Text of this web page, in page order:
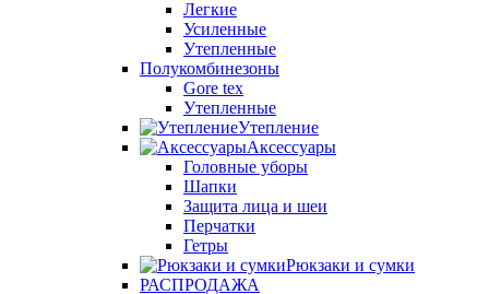
Легкие
Усиленные
Утепленные
Полукомбинезоны
Gore tex
Утепленные
Утепление
Аксессуары
Головные уборы
Шапки
Защита лица и шеи
Перчатки
Гетры
Рюкзаки и сумки
РАСПРОДАЖА